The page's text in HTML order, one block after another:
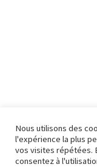
Nous utilisons des
l'expérience la plus
vos visites répétées.
consentez à